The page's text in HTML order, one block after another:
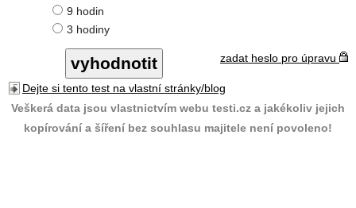
9 hodin
3 hodiny
zadat heslo pro úpravu
Dejte si tento test na vlastní stránky/blog
Veškerá data jsou vlastnictvím webu testi.cz a jakékoliv jejich
kopírování a šíření bez souhlasu majitele není povoleno!